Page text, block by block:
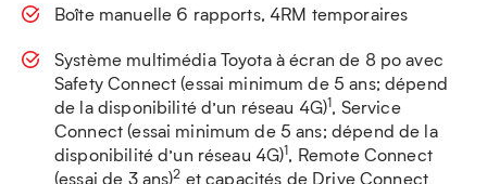
Boîte manuelle 6 rapports, 4RM temporaires
Système multimédia Toyota à écran de 8 po avec
Safety Connect (essai minimum de 5 ans; dépend
de la disponibilité d’un réseau 4G)1, Service
Connect (essai minimum de 5 ans; dépend de la
disponibilité d’un réseau 4G)1, Remote Connect
(essai de 3 ans)2 et capacités de Drive Connect